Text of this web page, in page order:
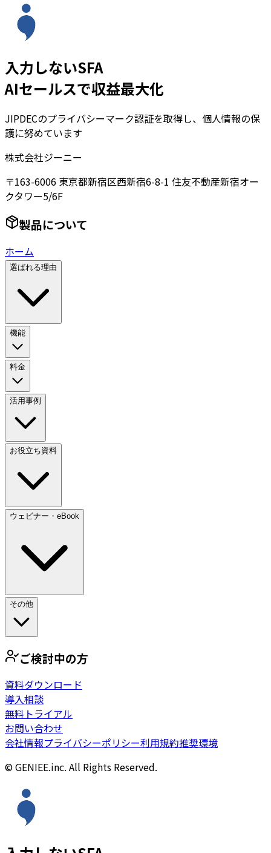
入力しないSFA
AIセールスで収益最大化
JIPDECのプライバシーマーク認証を取得し、個人情報の保
護に努めています
株式会社ジーニー
〒163-6006 東京都新宿区西新宿6-8-1 住友不動産新宿オー
クタワー5/6F
製品について
ホーム
選ばれる理由
機能
料金
活用事例
お役立ち資料
ウェビナー・eBook
その他
ご検討中の方
資料ダウンロード
導入相談
無料トライアル
お問い合わせ
会社情報プライバシーポリシー利用規約推奨環境
© GENIEE.inc. All Rights Reserved.